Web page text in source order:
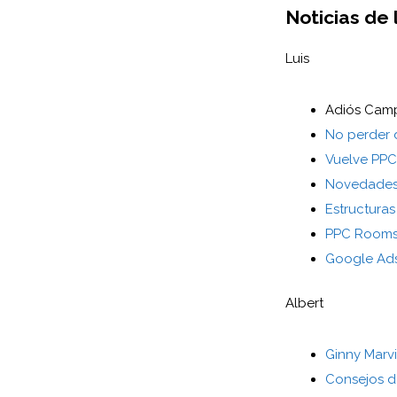
Noticias de
Luis
Adiós
No perder
Vuelve
PPC
Google
Albert
Ginny
Consejos